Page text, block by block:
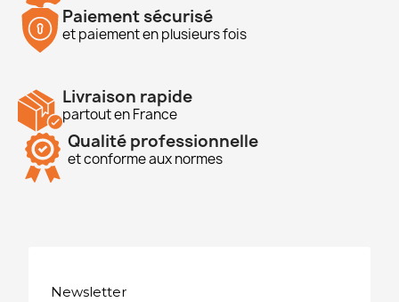
Paiement sécurisé
et paiement en plusieurs fois
Livraison rapide
partout en France
Qualité professionnelle
et conforme aux normes
Newsletter